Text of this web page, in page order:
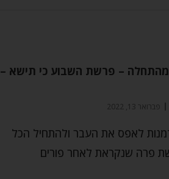
– פרשת השבוע כי תישא –
פברואר 13, 2022
לאפס את העבר ולהתחיל הכל
פרה שנקראת לאחר פורים